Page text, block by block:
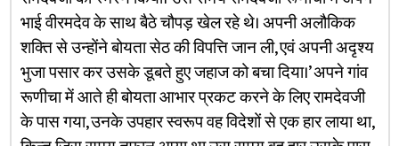
भाई वीरमदेव के साथ बैठे चौपड़ खेल रहे थे। अपनी अलौकिक
शक्ति से उन्होंने बोयता सेठ की विपत्ति जान ली, एवं अपनी अदृश्य
भुजा पसार कर उसके डूबते हुए जहाज को बचा दिया।’ अपने गांव
रूणीचा में आते ही बोयता आभार प्रकट करने के लिए रामदेवजी
के पास गया, उनके उपहार स्वरूप वह विदेशों से एक हार लाया था,